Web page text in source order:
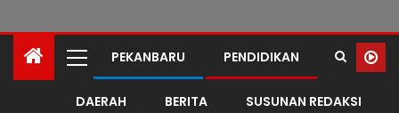
PEKANBARU PENDIDIKAN
DAERAH BERITA SUSUNAN REDAKSI